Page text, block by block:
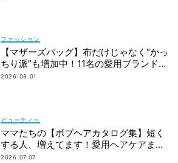
ファッション
【マザーズバッグ】布だけじゃなく“かっ
ちり派”も増加中！11名の愛用ブランド
は？
2026.08.01
ビューティー
ママたちの【ボブヘアカタログ集】短く
する人、増えてます！愛用ヘアケアまで
全部見せ
2026.07.07